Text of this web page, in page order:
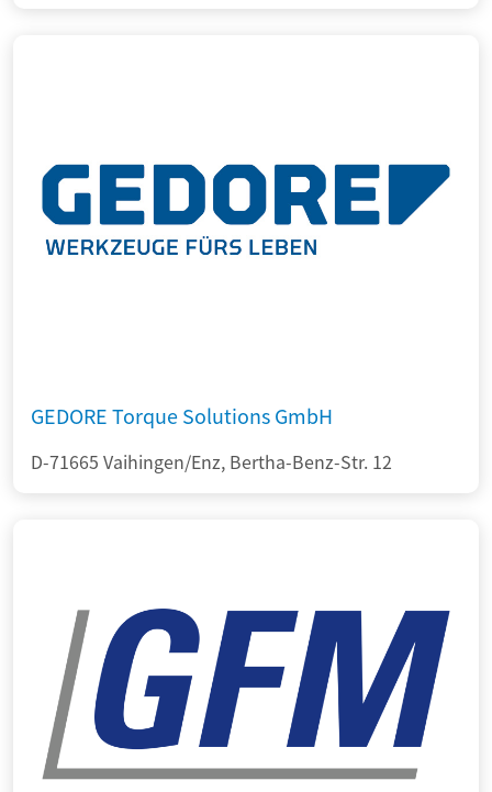
GEDORE Torque Solutions GmbH
D-71665 Vaihingen/Enz, Bertha-Benz-Str. 12